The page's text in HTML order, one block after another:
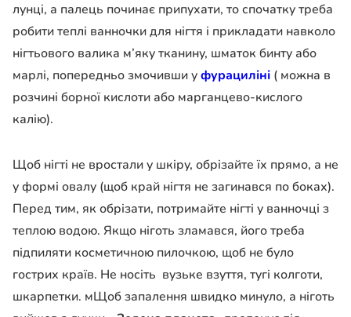
лунці, а палець починає припухати, то спочатку треба
робити теплі ванночки для нігтя і прикладати навколо
нігтьового валика м’яку тканину, шматок бинту або
марлі, попередньо змочивши уфурациліні ( можна в
розчині борної кислоти або марганцево-кислого
калію).
Щоб нігті не вростали у шкіру, обрізайте їх прямо, а не
у формі овалу (щоб край нігтя не загинався по боках).
Перед тим, як обрізати, потримайте нігті у ванночці з
теплою водою. Якщо ніготь зламався, його треба
підпиляти косметичною пилочкою, щоб не було
гострих країв. Не носіть вузьке взуття, тугі колготи,
шкарпетки. мЩоб запалення швидко минуло, а ніготь